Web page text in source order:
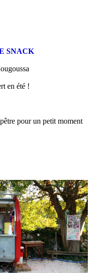
SNACK
!
pour un petit moment